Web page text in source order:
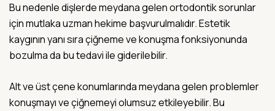
Bu nedenle dişlerde meydana gelen ortodontik sorunlar
için mutlaka uzman hekime başvurulmalıdır. Estetik
kaygının yanı sıra çiğneme ve konuşma fonksiyonunda
bozulma da bu tedavi ile giderilebilir.
Alt ve üst çene konumlarında meydana gelen problemler
konuşmayı ve çiğnemeyi olumsuz etkileyebilir. Bu